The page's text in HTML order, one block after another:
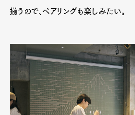
揃うので、ペアリングも楽しみたい。